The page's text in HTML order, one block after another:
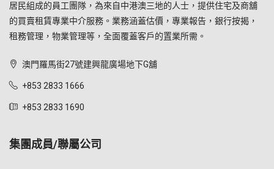
居民組成的員工團隊，為來自中港澳三地的人士，提供住宅及商舖
的買賣租賃專業中介服務。業務涵蓋估價，專業報告，銀行按揭，
租務管理，物業管理等，全面覆蓋客戶的置業所需。
澳門羅馬街27號建興龍廣場地下G舖
+853 2833 1666
+853 2833 1690
集團成員/聯屬公司